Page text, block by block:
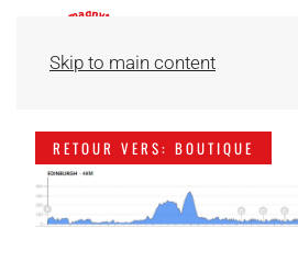
Skip to main content
RETOUR VERS: BOUTIQUE